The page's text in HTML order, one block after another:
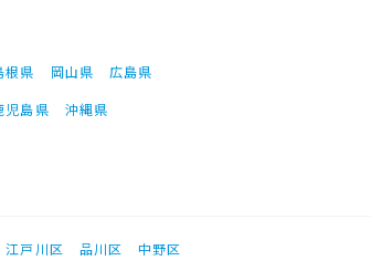
根県 岡山県
広島県
児島県 沖縄県
江戸川区 品川区
中野区